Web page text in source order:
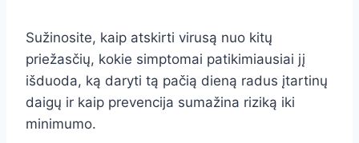
Sužinosite, kaip atskirti virusą nuo kitų
priežasčių, kokie simptomai patikimiausiai jį
išduoda, ką daryti tą pačią dieną radus įtartinų
daigų ir kaip prevencija sumažina riziką iki
minimumo.